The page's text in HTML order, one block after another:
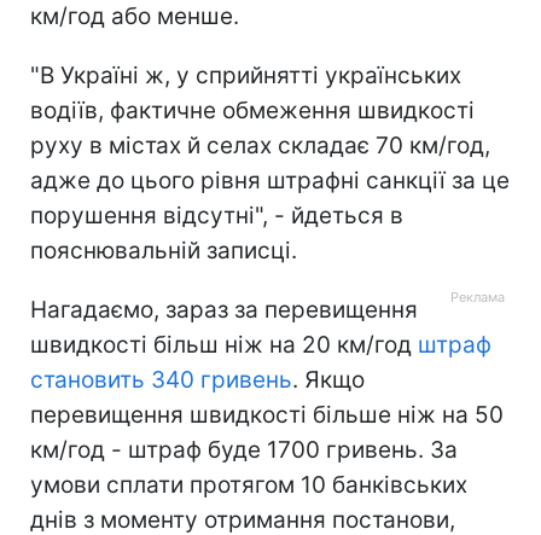
км/год або менше.
"В Україні ж, у сприйнятті українських
водіїв, фактичне обмеження швидкості
руху в містах й селах складає 70 км/год,
адже до цього рівня штрафні санкції за це
порушення відсутні", - йдеться в
пояснювальній записці.
Нагадаємо, зараз за перевищення
швидкості більш ніж на 20 км/год штраф
становить 340 гривень. Якщо
перевищення швидкості більше ніж на 50
км/год - штраф буде 1700 гривень. За
умови сплати протягом 10 банківських
днів з моменту отримання постанови,